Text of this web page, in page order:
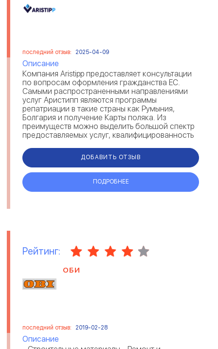
последний отзыв: 2025-04-09
Описание
Компания Aristipp предоставляет консультации
по вопросам оформления гражданства ЕС.
Самыми распространенными направлениями
услуг Аристипп являются программы
репатриации в такие страны как Румыния,
Болгария и получение Карты поляка. Из
преимуществ можно выделить большой спектр
предоставляемых услуг, квалифицированность
по...
ДОБАВИТЬ ОТЗЫВ
ПОДРОБНЕЕ
Рейтинг:
ОБИ
последний отзыв: 2019-02-28
Описание